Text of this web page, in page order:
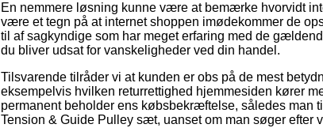
En nemmere løsning kunne være at bemærke hvorvidt
være et tegn på at internet shoppen imødekommer de
til af sagkyndige som har meget erfaring med de
du bliver udsat for vanskeligheder ved din handel.
Tilsvarende tilråder vi at kunden er obs på de mest
eksempelvis hvilken returrettighed hjemmesiden kører
permanent beholder ens købsbekræftelse, således man
Tension & Guide Pulley sæt, uanset om man søger efter